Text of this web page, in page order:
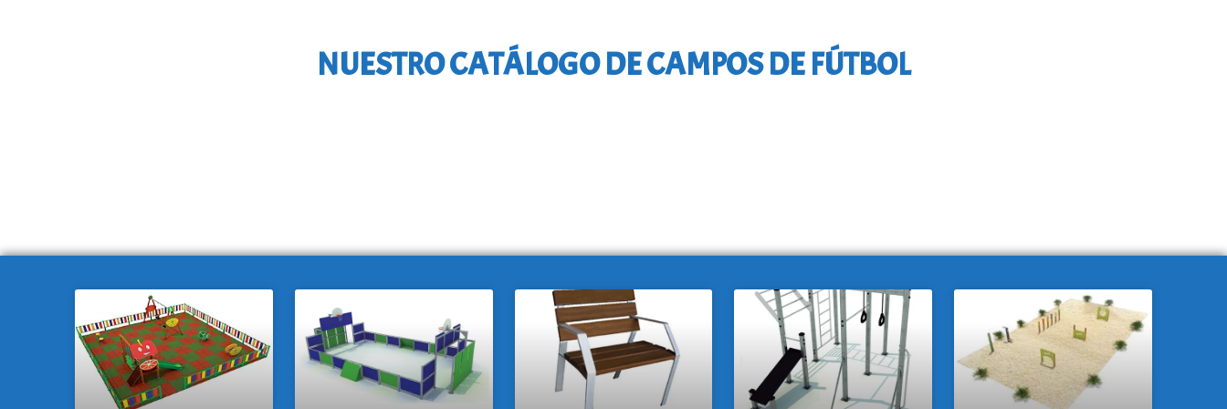
NUESTRO CATÁLOGO DE CAMPOS DE FÚTBOL